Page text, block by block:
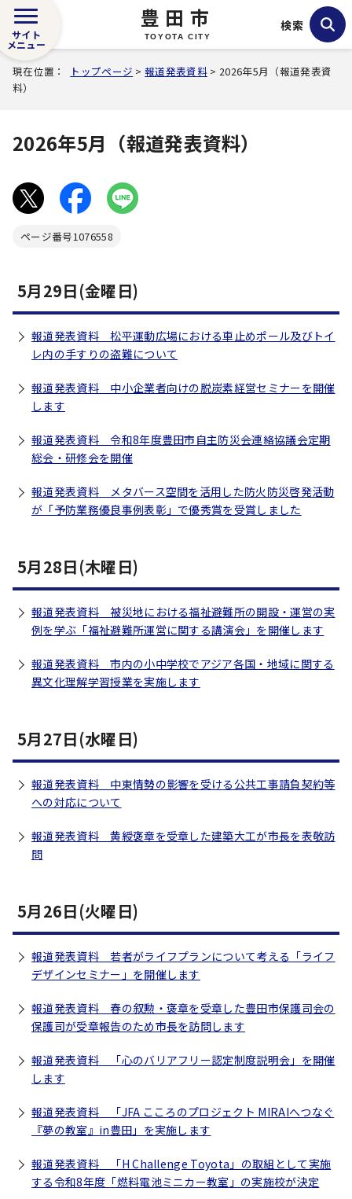
豊田市
TOYOTA CITY
サイト
メニュー
検索
現在位置： トップページ >報道発表資料 > 2026年5月（報道発表資
料）
2026年5月（報道発表資料）
ページ番号1076558
5月29日(金曜日)
報道発表資料 松平運動広場における車止めポール及びトイ
レ内の手すりの盗難について
報道発表資料 中小企業者向けの脱炭素経営セミナーを開催
します
報道発表資料 令和8年度豊田市自主防災会連絡協議会定期
総会・研修会を開催
報道発表資料 メタバース空間を活用した防火防災啓発活動
が「予防業務優良事例表彰」で優秀賞を受賞しました
5月28日(木曜日)
報道発表資料 被災地における福祉避難所の開設・運営の実
例を学ぶ「福祉避難所運営に関する講演会」を開催します
報道発表資料 市内の小中学校でアジア各国・地域に関する
異文化理解学習授業を実施します
5月27日(水曜日)
報道発表資料 中東情勢の影響を受ける公共工事請負契約等
への対応について
報道発表資料 黄綬褒章を受章した建築大工が市長を表敬訪
問
5月26日(火曜日)
報道発表資料 若者がライフプランについて考える「ライフ
デザインセミナー」を開催します
報道発表資料 春の叙勲・褒章を受章した豊田市保護司会の
保護司が受章報告のため市長を訪問します
報道発表資料 「心のバリアフリー認定制度説明会」を開催
します
報道発表資料 「JFA こころのプロジェクト MIRAIへつなぐ
『夢の教室』in豊田」を実施します
報道発表資料 「H Challenge Toyota」の取組として実施
する令和8年度「燃料電池ミニカー教室」の実施校が決定